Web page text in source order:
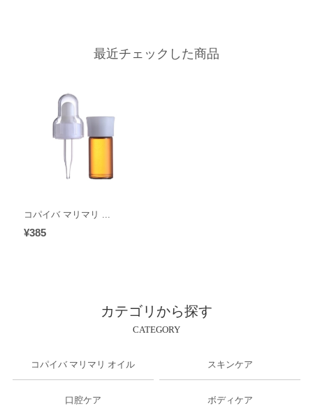
最近チェックした商品
コパイバ マリマリ ...
¥385
カテゴリから探す
CATEGORY
コパイバ マリマリ オイル スキンケア
口腔ケア ボディケア